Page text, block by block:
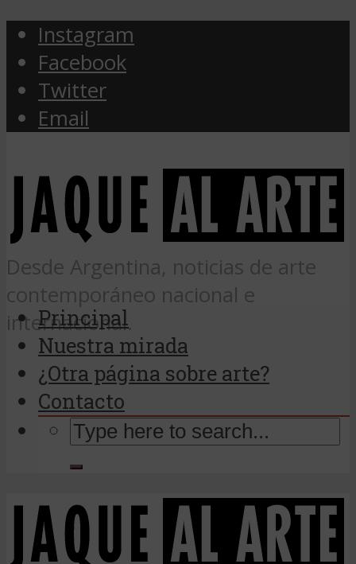
Instagram
Facebook
Twitter
Email
Desde Argentina, noticias de arte
contemporáneo nacional e
internacional.
Principal
Nuestra mirada
¿Otra página sobre arte?
Contacto